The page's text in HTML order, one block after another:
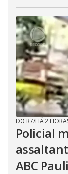
DO R7/HÁ 2
Policial
ABC